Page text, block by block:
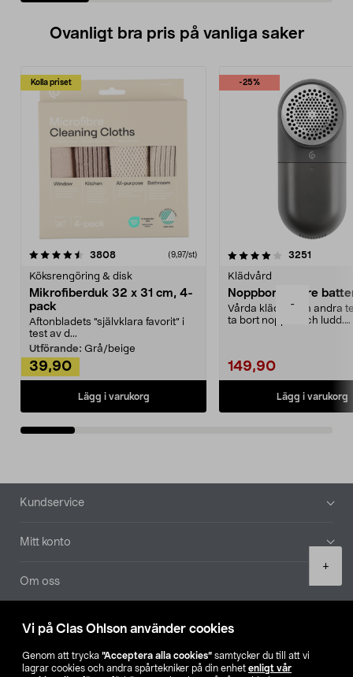
Vi på Clas Ohlson använder cookies
Genom att trycka ”Acceptera alla cookies” samtycker du till att vi
lagrar cookies och andra spårtekniker på din enhet enligt vår
-
+
Ovanligt bra pris på vanliga saker
Kolla priset
3808recensioner (9,97/st)
Köksrengöring & disk
Mikrofiberduk 32 x 31 cm, 4-
pack
Aftonbladets "självklara favorit” i
test av d...
Utförande: Grå/beige
39,90
Lägg i varukorg
-25%
4.0av 5 stjärnor 3251
Klädvård
Noppborttagare
Vårda kläder och andra
ta bort noppor och ludd.
149,90
Lägg i varukorg
4.5av 5 stjärnor
Sidfot
Kundservice
Mitt konto
Om oss
Aktuellt
Våra bolag